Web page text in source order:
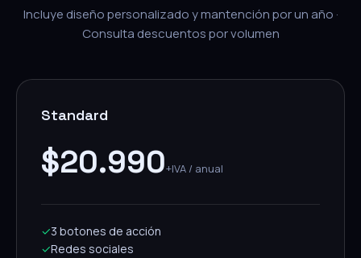
Incluye diseño personalizado y mantención por un año ·
Consulta descuentos por volumen
Standard
$20.990+IVA / anual
✓3 botones de acción
✓Redes sociales